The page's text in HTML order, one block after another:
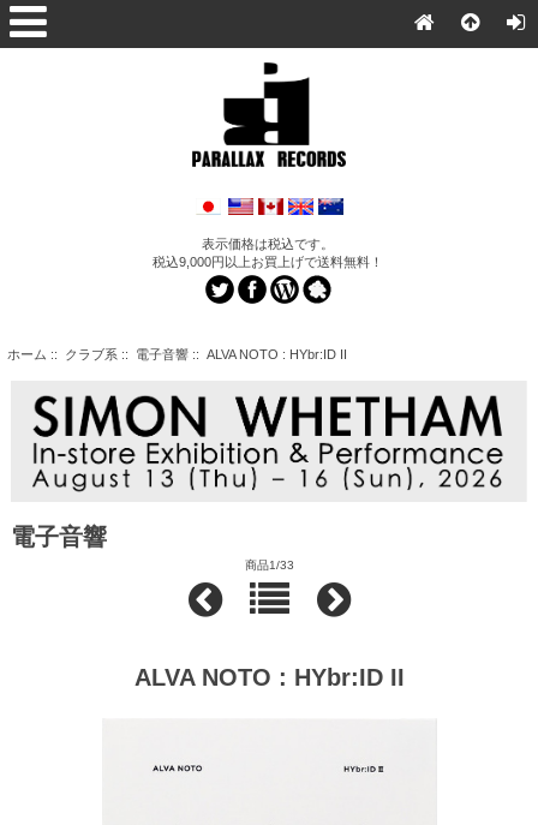
表示価格は税込です。
税込9,000円以上お買上げで送料無料！
ホーム :: クラブ系 :: 電子音響:: ALVA NOTO : HYbr:ID II
電子音響
商品1/33
ALVA NOTO : HYbr:ID II